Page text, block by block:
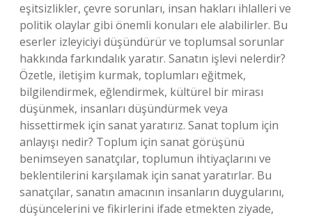
eşitsizlikler, çevre sorunları, insan hakları ihlalleri ve
politik olaylar gibi önemli konuları ele alabilirler. Bu
eserler izleyiciyi düşündürür ve toplumsal sorunlar
hakkında farkındalık yaratır. Sanatın işlevi nelerdir?
Özetle, iletişim kurmak, toplumları eğitmek,
bilgilendirmek, eğlendirmek, kültürel bir mirası
düşünmek, insanları düşündürmek veya
hissettirmek için sanat yaratırız. Sanat toplum için
anlayışı nedir? Toplum için sanat görüşünü
benimseyen sanatçılar, toplumun ihtiyaçlarını ve
beklentilerini karşılamak için sanat yaratırlar. Bu
sanatçılar, sanatın amacının insanların duygularını,
düşüncelerini ve fikirlerini ifade etmekten ziyade,